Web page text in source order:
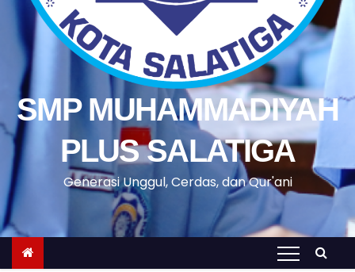
SMP MUHAMMADIYAH
PLUS SALATIGA
Generasi Unggul, Cerdas, dan Qur'ani